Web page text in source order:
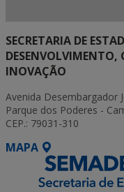
SECRETARIA DE
DESENVOLVIMENTO,
INOVAÇÃO
Avenida Desembargador
Parque dos Poderes -
CEP.: 79031-310
MAPA